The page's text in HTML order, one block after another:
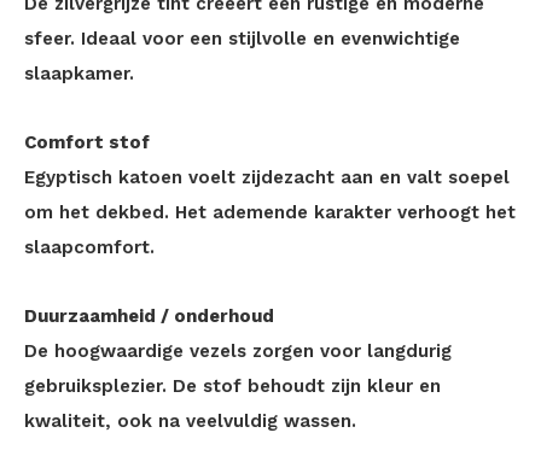
sfeer. Ideaal voor een stijlvolle en evenwichtige
slaapkamer.
Comfort stof
Egyptisch katoen voelt zijdezacht aan en valt soepel
om het dekbed. Het ademende karakter verhoogt het
slaapcomfort.
Duurzaamheid / onderhoud
De hoogwaardige vezels zorgen voor langdurig
gebruiksplezier. De stof behoudt zijn kleur en
kwaliteit, ook na veelvuldig wassen.